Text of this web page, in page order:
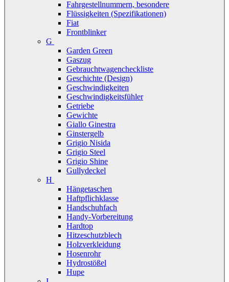
Fahrgestellnummern, besondere
Flüssigkeiten (Spezifikationen)
Fiat
Frontblinker
G
Garden Green
Gaszug
Gebrauchtwagencheckliste
Geschichte (Design)
Geschwindigkeiten
Geschwindigkeitsfühler
Getriebe
Gewichte
Giallo Ginestra
Ginstergelb
Grigio Nisida
Grigio Steel
Grigio Shine
Gullydeckel
H
Hängetaschen
Haftpflichklasse
Handschuhfach
Handy-Vorbereitung
Hardtop
Hitzeschutzblech
Holzverkleidung
Hosenrohr
Hydrostößel
Hupe